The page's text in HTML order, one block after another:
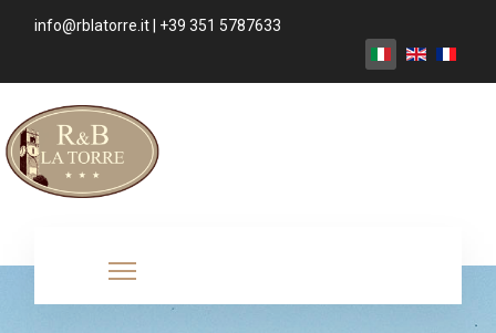
info@rblatorre.it | +39 351 5787633